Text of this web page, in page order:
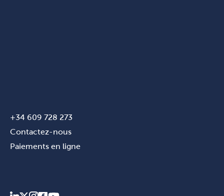
+34 609 728 273
Contactez-nous
Paiements en ligne